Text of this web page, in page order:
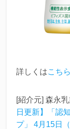
詳しくはこちら
[紹介元] 森永
日更新】「認
プ」 4月15日